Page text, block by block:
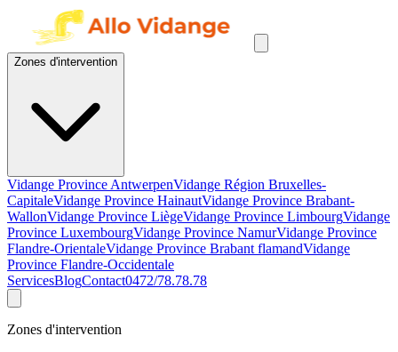
Zones d'intervention
Vidange Province AntwerpenVidange Région Bruxelles-
CapitaleVidange Province HainautVidange Province Brabant-
WallonVidange Province LiègeVidange Province LimbourgVidange
Province LuxembourgVidange Province NamurVidange Province
Flandre-OrientaleVidange Province Brabant flamandVidange
Province Flandre-Occidentale
ServicesBlogContact0472/78.78.78
Zones d'intervention